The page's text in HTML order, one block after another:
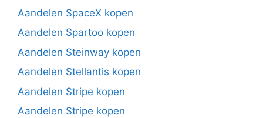
Aandelen SpaceX kopen
Aandelen Spartoo kopen
Aandelen Steinway kopen
Aandelen Stellantis kopen
Aandelen Stripe kopen
Aandelen Stripe kopen